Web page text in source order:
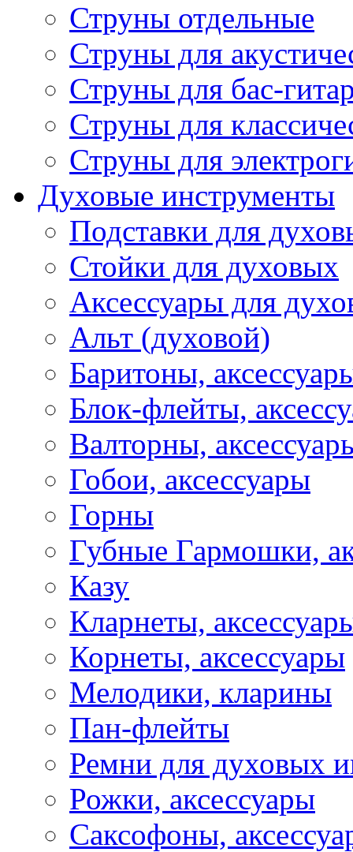
Струны отдельные
Струны для
Струны для бас-
Струны для
Струны для
Духовые инструменты
Подставки для
Стойки для духовых
Аксессуары для
Альт (духовой)
Баритоны,
Блок-флейты,
Валторны,
Гобои, аксессуары
Горны
Губные Гармошки,
Казу
Кларнеты,
Корнеты, аксессуары
Мелодики, кларины
Пан-флейты
Ремни для духовых
Рожки, аксессуары
Саксофоны,